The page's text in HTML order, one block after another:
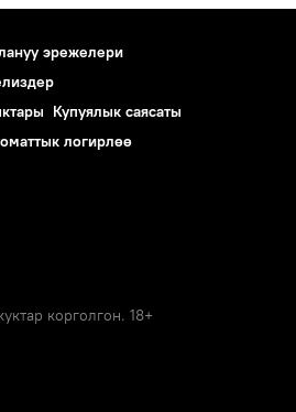
эрежелери
Купуялык саясаты
логирлөө
корголгон. 18+